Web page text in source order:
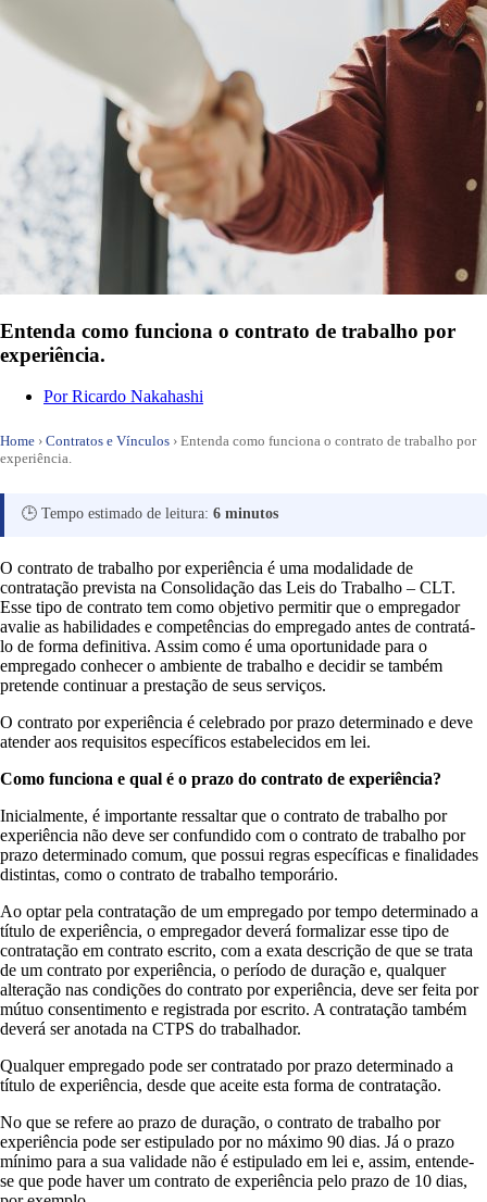
Entenda como funciona o contrato de trabalho por
experiência.
PorRicardo Nakahashi
Home › Contratos e Vínculos › Entenda como funciona o contrato de trabalho por
experiência.
🕒 Tempo estimado de leitura: 6 minutos
O contrato de trabalho por experiência é uma modalidade de
contratação prevista na Consolidação das Leis do Trabalho – CLT.
Esse tipo de contrato tem como objetivo permitir que o empregador
avalie as habilidades e competências do empregado antes de contratá-
lo de forma definitiva. Assim como é uma oportunidade para o
empregado conhecer o ambiente de trabalho e decidir se também
pretende continuar a prestação de seus serviços.
O contrato por experiência é celebrado por prazo determinado e deve
atender aos requisitos específicos estabelecidos em lei.
Como funciona e qual é o prazo do contrato de experiência?
Inicialmente, é importante ressaltar que o contrato de trabalho por
experiência não deve ser confundido com o contrato de trabalho por
prazo determinado comum, que possui regras específicas e finalidades
distintas, como o contrato de trabalho temporário.
Ao optar pela contratação de um empregado por tempo determinado a
título de experiência, o empregador deverá formalizar esse tipo de
contratação em contrato escrito, com a exata descrição de que se trata
de um contrato por experiência, o período de duração e, qualquer
alteração nas condições do contrato por experiência, deve ser feita por
mútuo consentimento e registrada por escrito. A contratação também
deverá ser anotada na CTPS do trabalhador.
Qualquer empregado pode ser contratado por prazo determinado a
título de experiência, desde que aceite esta forma de contratação.
No que se refere ao prazo de duração, o contrato de trabalho por
experiência pode ser estipulado por no máximo 90 dias. Já o prazo
mínimo para a sua validade não é estipulado em lei e, assim, entende-
se que pode haver um contrato de experiência pelo prazo de 10 dias,